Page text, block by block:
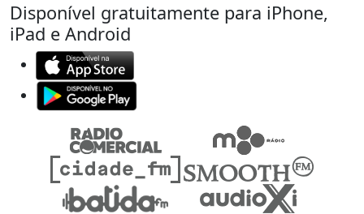
Disponível gratuitamente para iPhone,
iPad e Android